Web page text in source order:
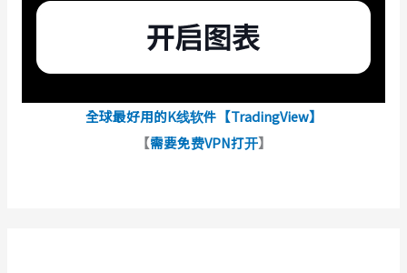
全球最好用的K线软件【TradingView】
【需要免费VPN打开】